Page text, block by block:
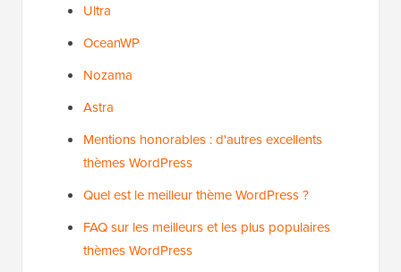
Ultra
OceanWP
Nozama
Astra
Mentions honorables : d'autres excellents
thèmes WordPress
Quel est le meilleur thème WordPress ?
FAQ sur les meilleurs et les plus populaires
thèmes WordPress